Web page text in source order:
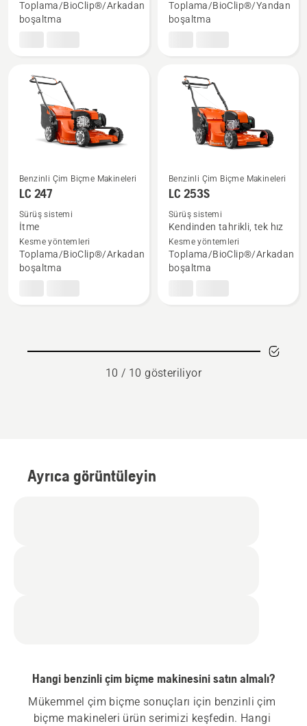
görün
Toplama/BioClip®/Arkadan
boşaltma
görün
Toplama/BioClip®/Yandan
boşaltma
LC 247
hakkında
daha
fazla
ayrıntı
görün
Benzinli Çim Biçme Makineleri
LC 247
Sürüş sistemi
İtme
Kesme yöntemleri
Toplama/BioClip®/Arkadan
boşaltma
LC 253S
hakkında
daha
fazla
ayrıntı
görün
Benzinli Çim Biçme Makineleri
LC 253S
Sürüş sistemi
Kendinden tahrikli, tek hız
Kesme yöntemleri
Toplama/BioClip®/Arkadan
boşaltma
10 / 10 gösteriliyor
Ayrıca görüntüleyin
Hangi benzinli çim biçme makinesini satın almalı?
Mükemmel çim biçme sonuçları için benzinli çim
biçme makineleri ürün serimizi keşfedin. Hangi